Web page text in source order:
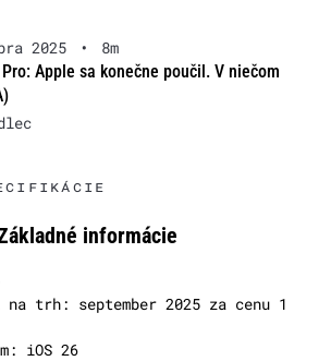
2025 •
8m
Apple sa konečne poučil. V niečom
informácie
na trh: september 2025 za cenu 1
iOS 26